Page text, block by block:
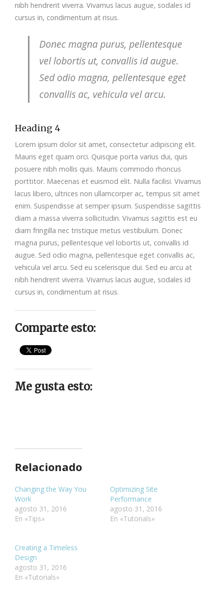
nibh hendrerit viverra. Vivamus lacus augue, sodales id
cursus in, condimentum at risus.
Donec magna purus, pellentesque
vel lobortis ut, convallis id augue.
Sed odio magna, pellentesque eget
convallis ac, vehicula vel arcu.
Heading 4
Lorem ipsum dolor sit amet, consectetur adipiscing elit.
Mauris eget quam orci. Quisque porta varius dui, quis
posuere nibh mollis quis. Mauris commodo rhoncus
porttitor. Maecenas et euismod elit. Nulla facilisi. Vivamus
lacus libero, ultrices non ullamcorper ac, tempus sit amet
enim. Suspendisse at semper ipsum. Suspendisse sagittis
diam a massa viverra sollicitudin. Vivamus sagittis est eu
diam fringilla nec tristique metus vestibulum. Donec
magna purus, pellentesque vel lobortis ut, convallis id
augue. Sed odio magna, pellentesque eget convallis ac,
vehicula vel arcu. Sed eu scelerisque dui. Sed eu arcu at
nibh hendrerit viverra. Vivamus lacus augue, sodales id
cursus in, condimentum at risus.
Comparte esto:
Me gusta esto:
Relacionado
Changing the Way You
Work
agosto 31, 2016
En «Tips»
Optimizing Site
Performance
agosto 31, 2016
En «Tutorials»
Creating a Timeless
Design
agosto 31, 2016
En «Tutorials»